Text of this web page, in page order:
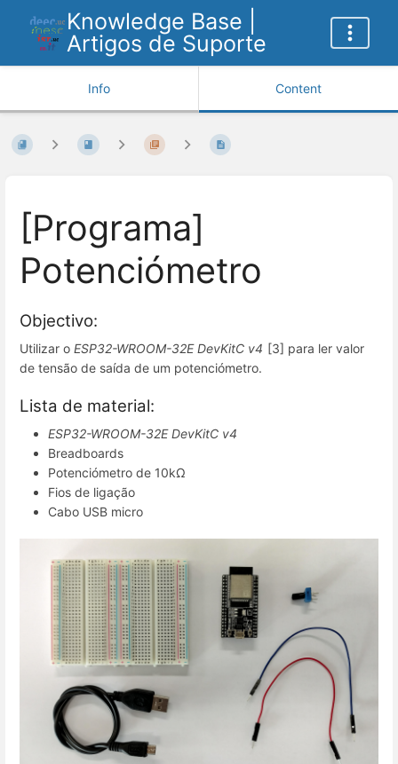
Knowledge Base |
Artigos de Suporte
Info Content
[Programa]
Potenciómetro
Objectivo:
Utilizar o ESP32-WROOM-32E DevKitC v4 [3] para ler valor
de tensão de saída de um potenciómetro.
Lista de material:
ESP32-WROOM-32E DevKitC v4
Breadboards
Potenciómetro de 10kΩ
Fios de ligação
Cabo USB micro